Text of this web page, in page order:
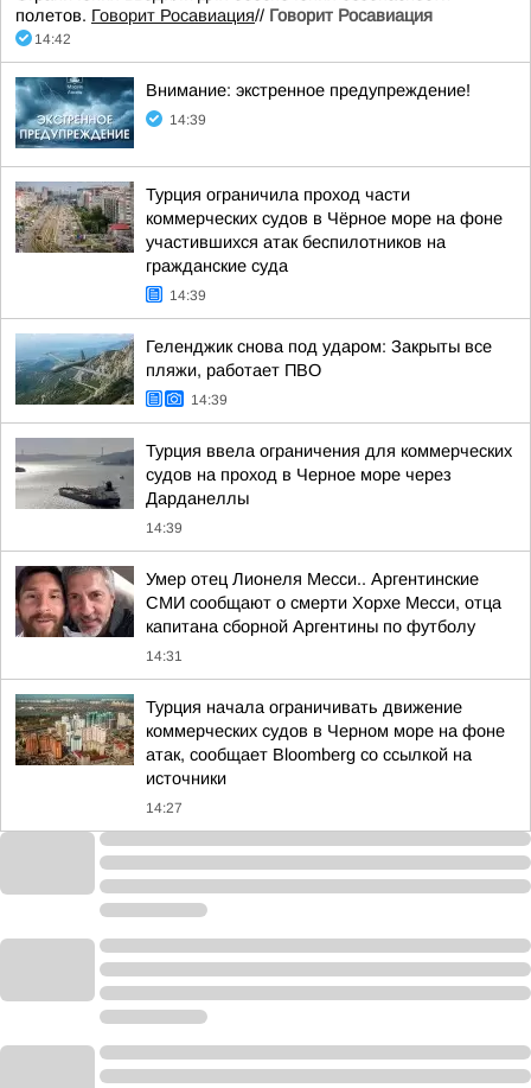
полетов. Говорит Росавиация// Говорит Росавиация
14:42
Внимание: экстренное предупреждение!
14:39
Турция ограничила проход части
коммерческих судов в Чёрное море на фоне
участившихся атак беспилотников на
гражданские суда
14:39
Геленджик снова под ударом: Закрыты все
пляжи, работает ПВО
14:39
Турция ввела ограничения для коммерческих
судов на проход в Черное море через
Дарданеллы
14:39
Умер отец Лионеля Месси.. Аргентинские
СМИ сообщают о смерти Хорхе Месси, отца
капитана сборной Аргентины по футболу
14:31
Турция начала ограничивать движение
коммерческих судов в Черном море на фоне
атак, сообщает Bloomberg со ссылкой на
источники
14:27